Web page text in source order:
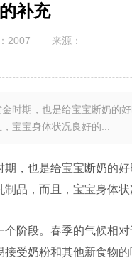
补充
2007
来源：
时期，也是给宝宝断奶的
宝宝身体状况良好的...
，也是给宝宝断奶的
品，而且，宝宝身体
个阶段。春季的气候相
受奶粉和其他新食物